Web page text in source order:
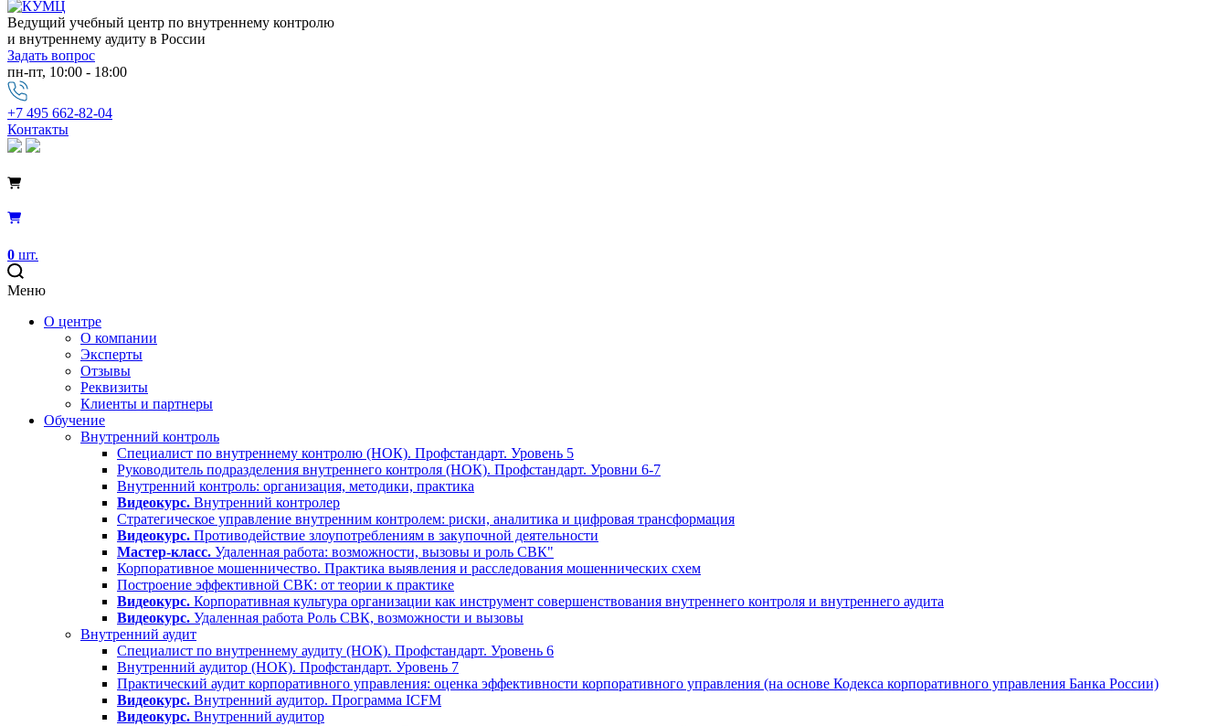
Ведущий учебный центр по внутреннему контролю
и внутреннему аудиту в России
Задать вопрос
пн-пт, 10:00 - 18:00
+7 495 662-82-04
Контакты
0 шт.
Меню
О центре
О компании
Эксперты
Отзывы
Реквизиты
Клиенты и партнеры
Обучение
Внутренний контроль
Специалист по внутреннему контролю (НОК). Профстандарт. Уровень 5
Руководитель подразделения внутреннего контроля (НОК). Профстандарт. Уровни 6-7
Внутренний контроль: организация, методики, практика
Видеокурс. Внутренний контролер
Стратегическое управление внутренним контролем: риски, аналитика и цифровая трансформация
Видеокурс. Противодействие злоупотреблениям в закупочной деятельности
Мастер-класс. Удаленная работа: возможности, вызовы и роль СВК"
Корпоративное мошенничество. Практика выявления и расследования мошеннических схем
Построение эффективной СВК: от теории к практике
Видеокурс. Корпоративная культура организации как инструмент совершенствования внутреннего контроля и внутреннего аудита
Видеокурс. Удаленная работа Роль СВК, возможности и вызовы
Внутренний аудит
Специалист по внутреннему аудиту (НОК). Профстандарт. Уровень 6
Внутренний аудитор (НОК). Профстандарт. Уровень 7
Практический аудит корпоративного управления: оценка эффективности корпоративного управления (на основе Кодекса корпоративного управления Банка России)
Видеокурс. Внутренний аудитор. Программа ICFM
Видеокурс. Внутренний аудитор